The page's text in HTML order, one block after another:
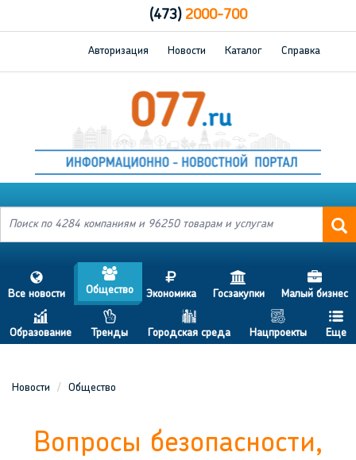
(473)2000-700
Авторизация Новости Каталог Справка
s
Все новости
a
Общество
j
Экономика
h
Госзакупки
d
Малый бизнес
c
Образование
p
Тренды
b
Городская среда
g
Нацпроекты
f
Еще
Новости Общество
Вопросы безопасности,